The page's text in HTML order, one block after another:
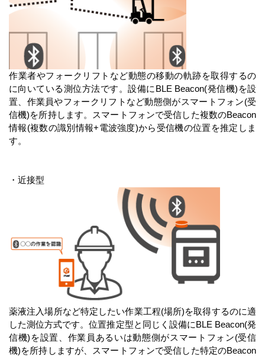
作業者やフォークリフトなど動態の移動の軌跡を取得するの
に向いている測位方法です。設備にBLE Beacon(発信機)を設
置、作業員やフォークリフトなど動態側がスマートフォン(受
信機)を所持します。スマートフォンで受信した複数のBeacon
情報(複数の識別情報+電波強度)から受信機の位置を推定しま
す。
・近接型
薬液注入場所など特定したい作業工程(場所)を取得するのに適
した測位方式です。位置推定型と同じく設備にBLE Beacon(発
信機)を設置、作業員あるいは動態側がスマートフォン(受信
機)を所持しますが、スマートフォンで受信した特定のBeacon